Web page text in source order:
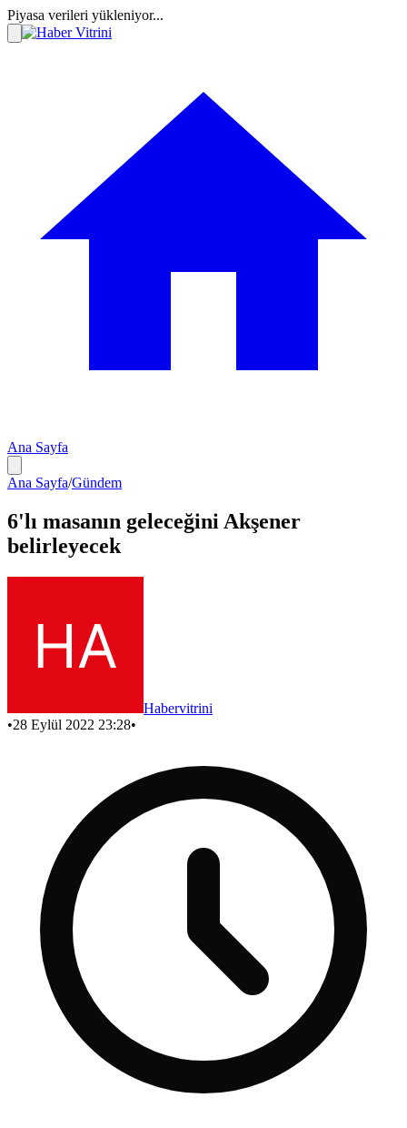
Piyasa verileri yükleniyor...
Ana Sayfa
Ana Sayfa/Gündem
6'lı masanın geleceğini Akşener
belirleyecek
Habervitrini
•28 Eylül 2022 23:28•